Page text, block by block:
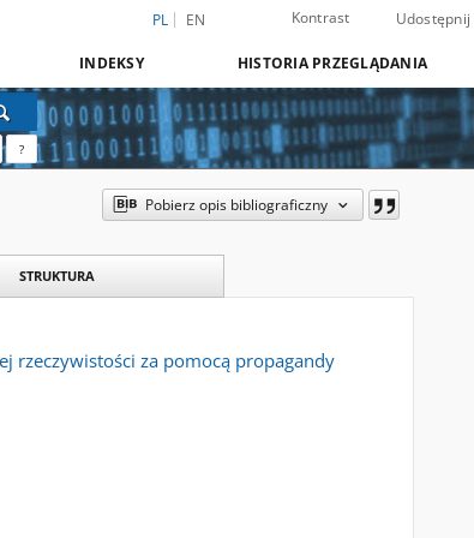
PL EN Kontrast Udostępnij
INDEKSY HISTORIA PRZEGLĄDANIA
?
Pobierz opis bibliograficzny
STRUKTURA
rzeczywistości za pomocą propagandy